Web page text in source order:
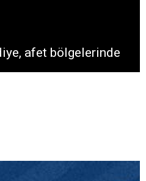
afet bölgelerinde